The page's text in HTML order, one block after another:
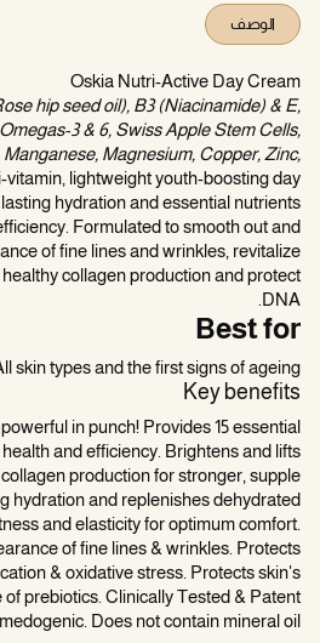
الوصف
Oskia Nutri-Active Day Cream
hip seed oil), B3 (Niacinamide) & E,
3 & 6, Swiss Apple Stem Cells,
Magnesium, Copper, Zinc,
vitamin, lightweight youth-boosting day
hydration and essential nutrients
Formulated to smooth out and
of fine lines and wrinkles, revitalize
collagen production and protect
DNA.
Best for
skin types and the first signs of ageing.
Key benefits
in punch! Provides 15 essential
and efficiency. Brightens and lifts
production for stronger, supple
hydration and replenishes dehydrated
and elasticity for optimum comfort.
of fine lines & wrinkles. Protects
& oxidative stress. Protects skin's
prebiotics. Clinically Tested & Patent
Does not contain mineral oil.